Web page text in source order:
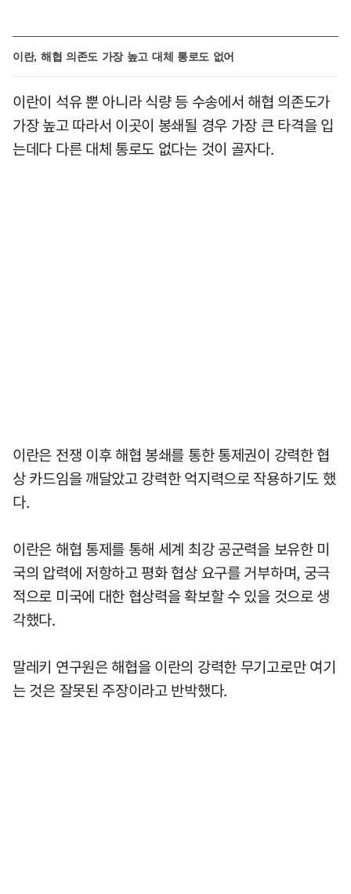
이란, 해협 의존도 가장 높고 대체 통로도 없어
이란이 석유 뿐 아니라 식량 등 수송에서 해협 의존도가
가장 높고 따라서 이곳이 봉쇄될 경우 가장 큰 타격을 입
는데다 다른 대체 통로도 없다는 것이 골자다.
이란은 전쟁 이후 해협 봉쇄를 통한 통제권이 강력한 협
상 카드임을 깨달았고 강력한 억지력으로 작용하기도 했
다.
이란은 해협 통제를 통해 세계 최강 공군력을 보유한 미
국의 압력에 저항하고 평화 협상 요구를 거부하며, 궁극
적으로 미국에 대한 협상력을 확보할 수 있을 것으로 생
각했다.
말레키 연구원은 해협을 이란의 강력한 무기고로만 여기
는 것은 잘못된 주장이라고 반박했다.